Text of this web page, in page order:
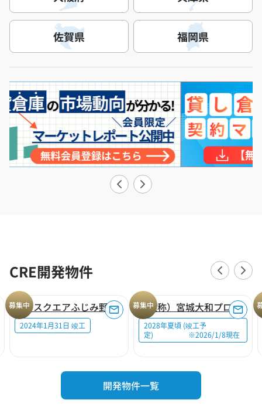
佐賀県 福岡県
CRE開発物件
募集中
ロジスクエアふじみ野A
2024年1月31日 竣工
募集中 （仮称）宮城大和プロジェクト
2028年夏頃 (竣工予
定) ※2026/1/8現在
開発物件一覧